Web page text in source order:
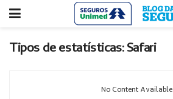
Tipos de estatísticas: Safari
No Content Available